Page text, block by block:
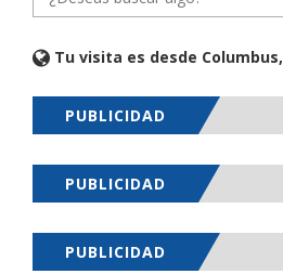
Tu visita es desde
PUBLICIDAD
PUBLICIDAD
PUBLICIDAD